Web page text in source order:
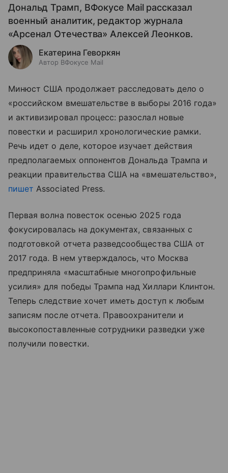
Дональд Трамп, ВФокусе Mail рассказал
военный аналитик, редактор журнала
«Арсенал Отечества» Алексей Леонков.
Екатерина Геворкян
Автор ВФокусе Mail
Минюст США продолжает расследовать дело о
«российском вмешательстве в выборы 2016 года»
и активизировал процесс: разослал новые
повестки и расширил хронологические рамки.
Речь идет о деле, которое изучает действия
предполагаемых оппонентов Дональда Трампа и
реакции правительства США на «вмешательство»,
пишет Associated Press.
Первая волна повесток осенью 2025 года
фокусировалась на документах, связанных с
подготовкой отчета разведсообщества США от
2017 года. В нем утверждалось, что Москва
предприняла «масштабные многопрофильные
усилия» для победы Трампа над Хиллари Клинтон.
Теперь следствие хочет иметь доступ к любым
записям после отчета. Правоохранители и
высокопоставленные сотрудники разведки уже
получили повестки.